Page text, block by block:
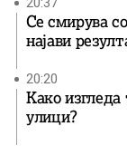
Се смирува
најави
20:20
Како изгледа
улици?